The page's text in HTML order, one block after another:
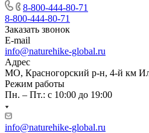
8-800-444-80-71
8-800-444-80-71
Заказать звонок
E-mail
info@naturehike-global.ru
Адрес
МО, Красногорский р-н, 4-й км
Режим работы
Пн. – Пт.: с 10:00 до 19:00
info@naturehike-global.ru